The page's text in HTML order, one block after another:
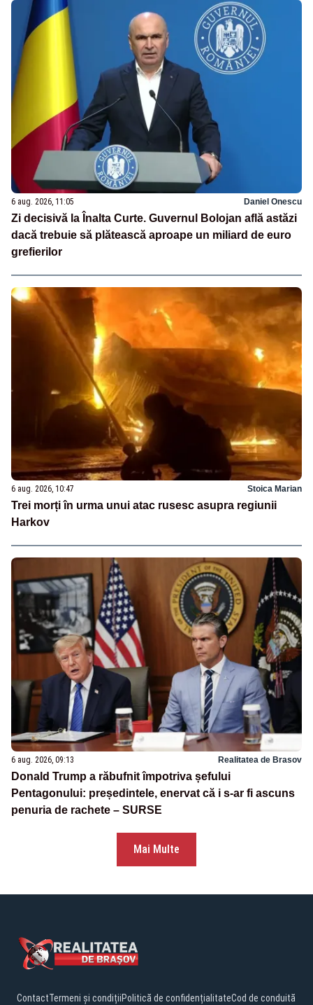
6 aug. 2026, 11:05 Daniel Onescu
Zi decisivă la Înalta Curte. Guvernul Bolojan află astăzi
dacă trebuie să plătească aproape un miliard de euro
grefierilor
6 aug. 2026, 10:47 Stoica Marian
Trei morți în urma unui atac rusesc asupra regiunii
Harkov
6 aug. 2026, 09:13 Realitatea de Brasov
Donald Trump a răbufnit împotriva șefului
Pentagonului: președintele, enervat că i s-ar fi ascuns
penuria de rachete – SURSE
Mai Multe
ContactTermeni și condițiiPolitică de confidențialitateCod de conduită